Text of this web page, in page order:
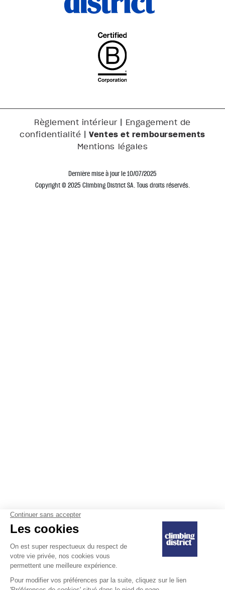
Règlement intérieur| Engagement de
confidentialité |Ventes et remboursements
Mentions légales
Dernière mise à jour le 10/07/2025
Copyright © 2025 Climbing District SA. Tous droits réservés.